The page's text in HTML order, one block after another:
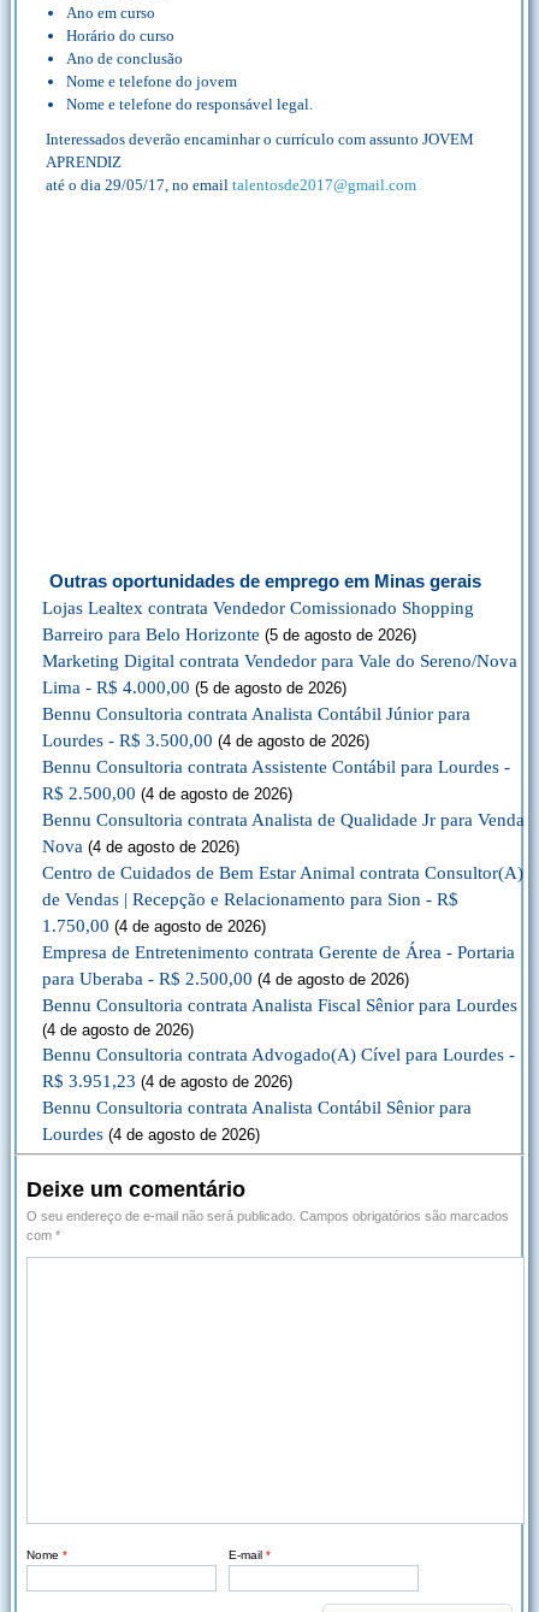
Ano em curso
Horário do curso
Ano de conclusão
Nome e telefone do jovem
Nome e telefone do responsável legal.
Interessados deverão encaminhar o currículo com assunto JOVEM
APRENDIZ
até o dia 29/05/17, no email talentosde2017@gmail.com
Outras oportunidades de emprego em Minas gerais
Lojas Lealtex contrata Vendedor Comissionado Shopping
Barreiro para Belo Horizonte (5 de agosto de 2026)
Marketing Digital contrata Vendedor para Vale do Sereno/Nova
Lima - R$ 4.000,00 (5 de agosto de 2026)
Bennu Consultoria contrata Analista Contábil Júnior para
Lourdes - R$ 3.500,00 (4 de agosto de 2026)
Bennu Consultoria contrata Assistente Contábil para Lourdes -
R$ 2.500,00 (4 de agosto de 2026)
Bennu Consultoria contrata Analista de Qualidade Jr para Venda
Nova (4 de agosto de 2026)
Centro de Cuidados de Bem Estar Animal contrata Consultor(A)
de Vendas | Recepção e Relacionamento para Sion - R$
1.750,00 (4 de agosto de 2026)
Empresa de Entretenimento contrata Gerente de Área - Portaria
para Uberaba - R$ 2.500,00 (4 de agosto de 2026)
Bennu Consultoria contrata Analista Fiscal Sênior para Lourdes
(4 de agosto de 2026)
Bennu Consultoria contrata Advogado(A) Cível para Lourdes -
R$ 3.951,23 (4 de agosto de 2026)
Bennu Consultoria contrata Analista Contábil Sênior para
Lourdes (4 de agosto de 2026)
Deixe um comentário
O seu endereço de e-mail não será publicado. Campos obrigatórios são marcados
com *
Nome * E-mail *